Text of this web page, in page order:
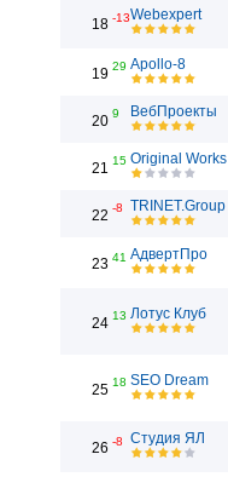
18 -13Webexpert
19 29 Apollo-8
20 9 ВебПроекты
21 15 Original Works
22 -8 TRINET.Group
23 41 АдвертПро
24 13 Лотус Клуб
25 18 SEO Dream
26 -8 Студия ЯЛ